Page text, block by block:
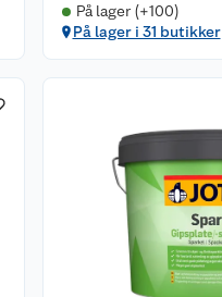
På lager (+100)
På lager i 31 butikker